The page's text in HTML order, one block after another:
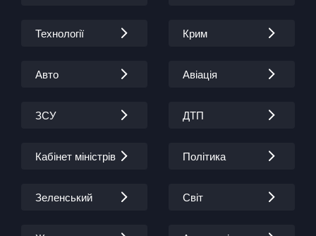
Технології Крим
Авто Авіація
ЗСУ ДТП
Кабінет міністрів Політика
Зеленський Світ